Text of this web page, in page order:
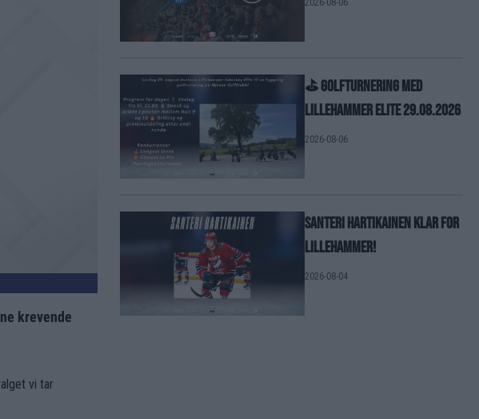
krevende
vi tar
2026-08-06
⛳ GOLFTURNERING MED
LILLEHAMMER ELITE 29.08.2026
2026-08-06
Santeri Hartikainen klar for
Lillehammer!
2026-08-04